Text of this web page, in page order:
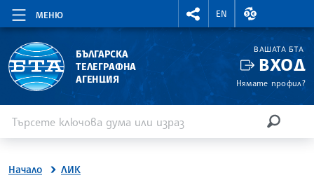
МЕНЮ
RIGHTMENU.SOCIAL
EN
ВАЛУТНИ
БЪЛГАРСКА
ТЕЛЕГРАФНА
АГЕНЦИЯ
ВАШАТА БТА
ВХОД
Нямате профил?
Начало ЛИК